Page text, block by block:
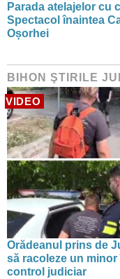
Parada atelajelor cu
Spectacol înaintea
Oșorhei
BIHON ŞTIRILE
VIDEO
Orădeanul prins de
să racoleze un
control judiciar